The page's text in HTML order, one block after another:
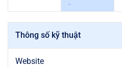
Thông số kỹ thuật
Website